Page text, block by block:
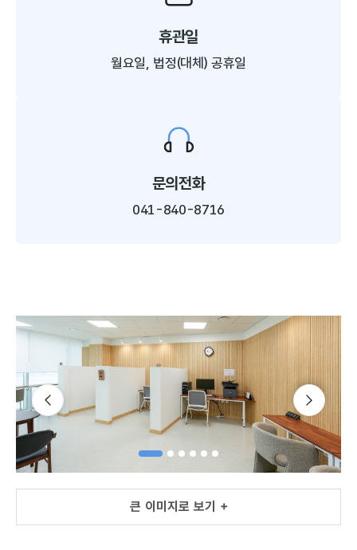
휴관일
월요일, 법정(대체) 공휴일
문의전화
041-840-8716
큰 이미지로 보기 +
큰 이미지로 보기 +
슬라이드 이전
슬라이드 다음